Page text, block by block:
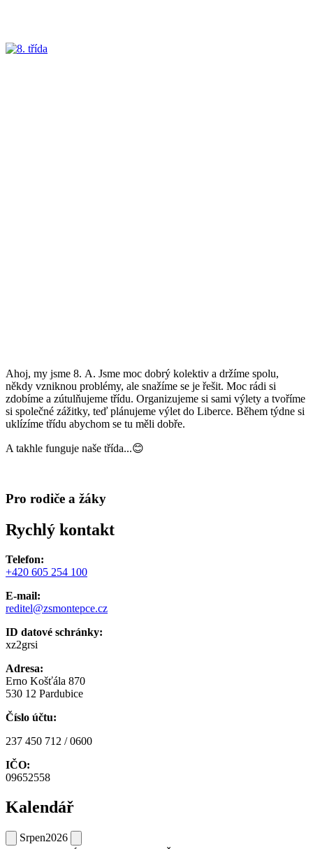
Ahoj, my jsme 8. A. Jsme moc dobrý kolektiv a držíme spolu,
někdy vzniknou problémy, ale snažíme se je řešit. Moc rádi si
zdobíme a zútulňujeme třídu. Organizujeme si sami výlety a tvoříme
si společné zážitky, teď plánujeme výlet do Liberce. Během týdne si
uklízíme třídu abychom se tu měli dobře.
A takhle funguje naše třída...😊
Pro rodiče a žáky
Rychlý kontakt
Telefon:
+420 605 254 100
E-mail:
reditel@zsmontepce.cz
ID datové schránky:
xz2grsi
Adresa:
Erno Košťála 870
530 12 Pardubice
Číslo účtu:
237 450 712 / 0600
IČO:
09652558
Kalendář
Srpen2026